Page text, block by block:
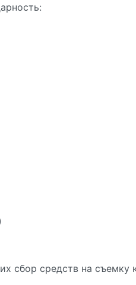
сбор средств на съемку